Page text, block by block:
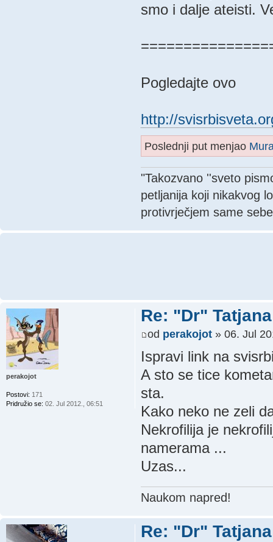
smo i dalje ateisti.
Pogledajte ovo
http://
Poslednji put menjao
"Takozvano ''sveto
petljanija koji nikakvog
protivrječjem same
Re: "Dr"
od perakojot» 06. Jul
Ispravi link na
A sto se tice
sta.
Kako neko ne zeli
Nekrofilija je
namerama ...
Uzas...
Naukom napred!
perakojot
Postovi: 171
Pridružio se: 02. Jul 2012., 06:51
Re: "Dr"